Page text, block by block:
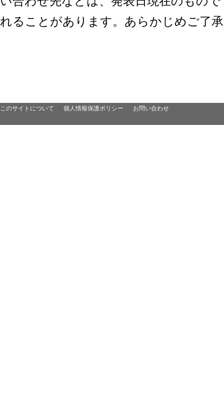
れることがあります。あらかじめご了
このサイトについて 個人情報保護ポリシー お問い合わせ